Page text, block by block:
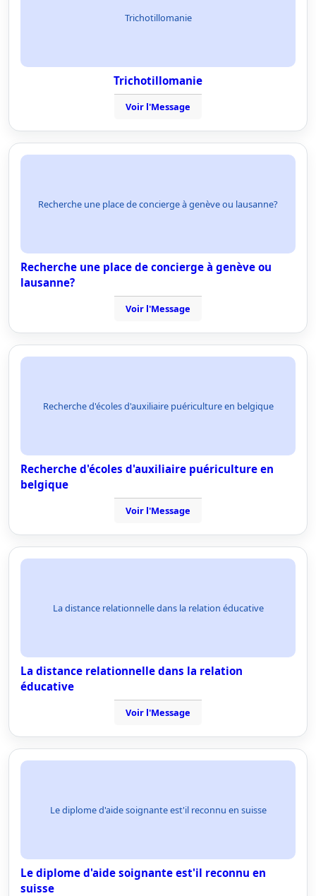
Trichotillomanie
Trichotillomanie
Voir l'Message
Recherche une place de concierge à genève ou lausanne?
Recherche une place de concierge à genève ou
lausanne?
Voir l'Message
Recherche d'écoles d'auxiliaire puériculture en belgique
Recherche d'écoles d'auxiliaire puériculture en
belgique
Voir l'Message
La distance relationnelle dans la relation éducative
La distance relationnelle dans la relation
éducative
Voir l'Message
Le diplome d'aide soignante est'il reconnu en suisse
Le diplome d'aide soignante est'il reconnu en
suisse